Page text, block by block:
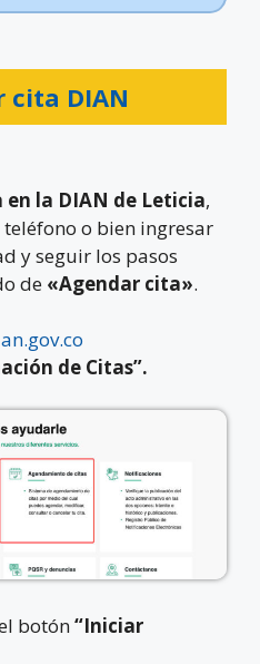
cita DIAN
la DIAN de Leticia,
o bien ingresar
y seguir los pasos
de «Agendar cita».
de Citas”.
botón“Iniciar